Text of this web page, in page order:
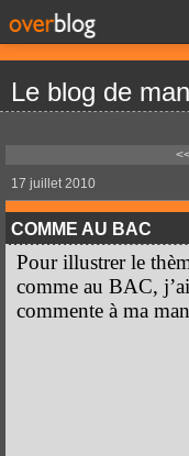
Le blog de
17 juillet 2010
COMME AU BAC
Pour illustrer le
comme au BAC,
commente à ma